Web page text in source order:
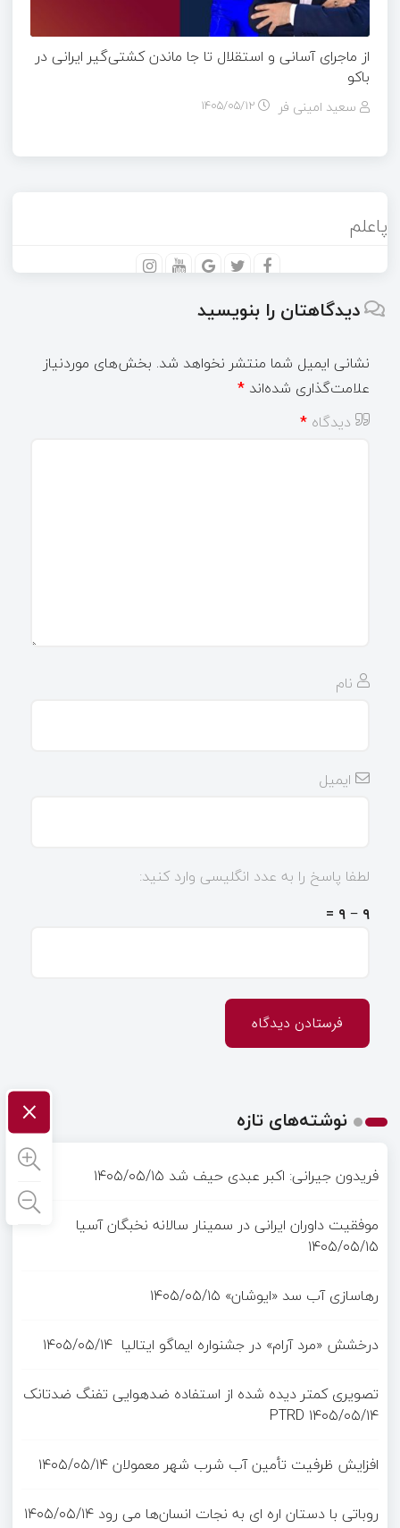
از ماجرای آسانی و استقلال تا جا ماندن کشتی‌گیر ایرانی در
باکو
سعید امینی فر ۱۴۰۵/۰۵/۱۲
پاعلم
دیدگاهتان را بنویسید
نشانی ایمیل شما منتشر نخواهد شد. بخش‌های موردنیاز
علامت‌گذاری شده‌اند *
دیدگاه *
نام
ایمیل
لطفا پاسخ را به عدد انگلیسی وارد کنید:
۹ − ۹ =
نوشته‌های تازه
فریدون جیرانی: اکبر عبدی حیف شد ۱۴۰۵/۰۵/۱۵
موفقیت داوران ایرانی در سمینار سالانه نخبگان آسیا
۱۴۰۵/۰۵/۱۵
رهاسازی آب سد «ایوشان» ۱۴۰۵/۰۵/۱۵
درخشش «مرد آرام» در جشنواره ایماگو ایتالیا ۱۴۰۵/۰۵/۱۴
تصویری کمتر دیده شده از استفاده ضدهوایی تفنگ ضدتانک
PTRD ۱۴۰۵/۰۵/۱۴
افزایش ظرفیت تأمین آب شرب شهر معمولان۱۴۰۵/۰۵/۱۴
روباتی با دستان اره ای به نجات انسان‌ها می رود ۱۴۰۵/۰۵/۱۴
×